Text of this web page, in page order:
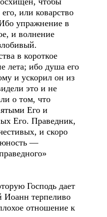
или коварство
упражнение в
и волнение
в короткое
лета; ибо душа его
и ускорил он из
это и не
о том, что
Его и
Его. Праведник,
и скоро
юность —
Господь дает
терпеливо
отношение к